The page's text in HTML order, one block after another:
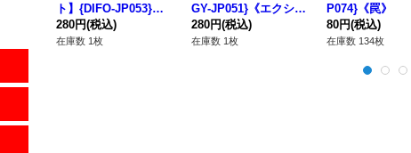
ト】{DIFO-JP053}
《魔法》
280円(税込)
在庫数 1枚
GY-JP051}《エクシー
ズ》
280円(税込)
在庫数 1枚
P074}《罠》
80円(税込)
在庫数 134枚